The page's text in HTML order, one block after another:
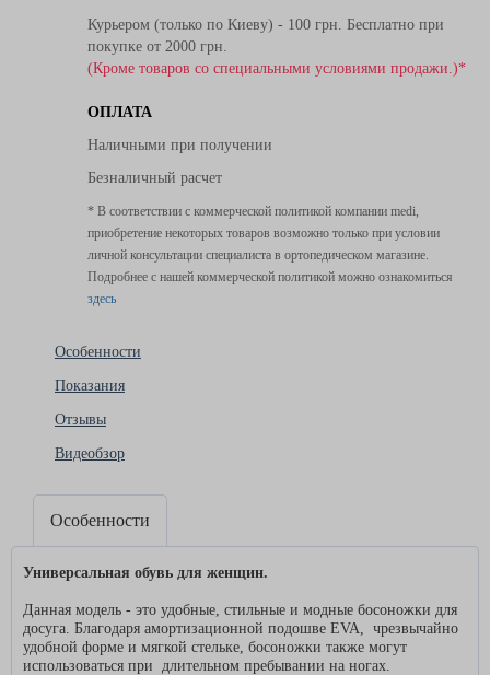
Курьером (только по Киеву) - 100 грн. Бесплатно при
покупке от 2000 грн.
(Кроме товаров со специальными условиями продажи.)*
ОПЛАТА
Наличными при получении
Безналичный расчет
* В соответствии с коммерческой политикой компании medi,
приобретение некоторых товаров возможно только при условии
личной консультации специалиста в ортопедическом магазине.
Подробнее с нашей коммерческой политикой можно ознакомиться
здесь
Особенности
Показания
Отзывы
Видеобзор
Особенности
Универсальная обувь для женщин.
Данная модель - это удобные, стильные и модные босоножки для
досуга. Благодаря амортизационной подошве EVA, чрезвычайно
удобной форме и мягкой стельке, босоножки также могут
использоваться при длительном пребывании на ногах.